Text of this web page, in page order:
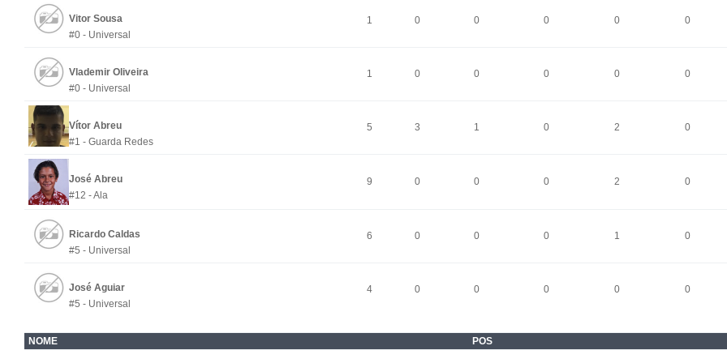
Vitor Sousa
#0 - Universal
1 0 0 0 0 0
Vlademir Oliveira
#0 - Universal
1 0 0 0 0 0
Vítor Abreu
#1 - Guarda Redes
5 3 1 0 2 0
José Abreu
#12 - Ala
9 0 0 0 2 0
Ricardo Caldas
#5 - Universal
6 0 0 0 1 0
José Aguiar
#5 - Universal
4 0 0 0 0 0
NOME POS